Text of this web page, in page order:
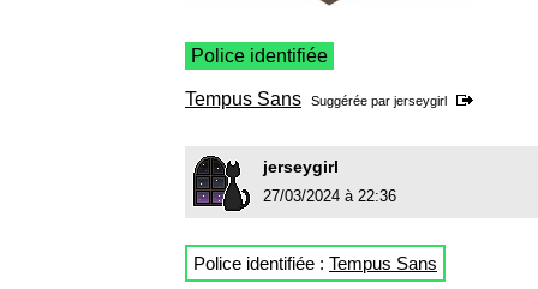
Police identifiée
Tempus Sans Suggérée par jerseygirl
jerseygirl
27/03/2024 à 22:36
Police identifiée : Tempus Sans